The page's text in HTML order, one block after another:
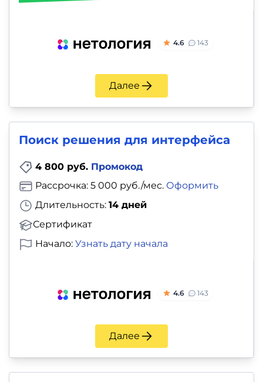
4.6 143
Далее
Поиск решения для интерфейса
4 800 руб. Промокод
Длительность: 14 дней
Сертификат
Рассрочка: 5 000 руб./мес. Оформить
Начало: Узнать дату начала
4.6 143
Далее